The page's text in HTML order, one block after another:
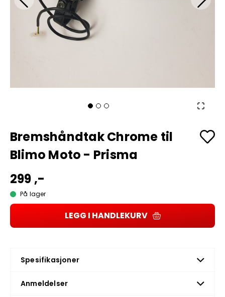
Bremshåndtak Chrome til
Blimo Moto - Prisma
299 ,-
På lager
LEGG I HANDLEKURV
Spesifikasjoner
Anmeldelser